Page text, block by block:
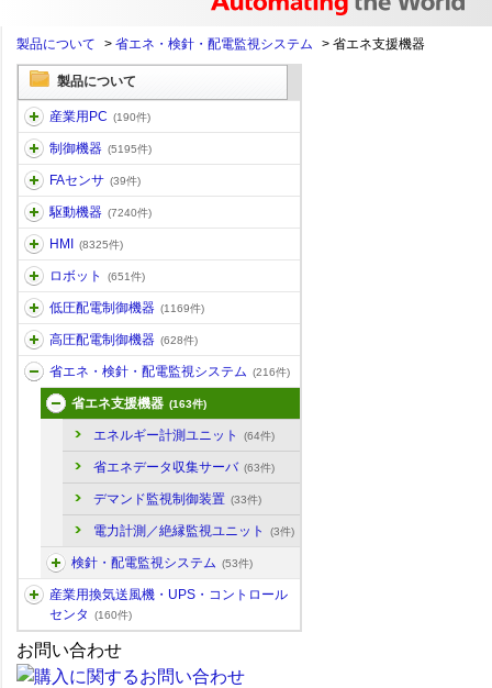
製品について > 省エネ・検針・配電監視システム > 省エネ支援機器
製品について
産業用PC (190件)
制御機器 (5195件)
FAセンサ (39件)
駆動機器 (7240件)
HMI (8325件)
ロボット (651件)
低圧配電制御機器 (1169件)
高圧配電制御機器 (628件)
省エネ・検針・配電監視システム (216件)
省エネ支援機器 (163件)
エネルギー計測ユニット (64件)
省エネデータ収集サーバ (63件)
デマンド監視制御装置 (33件)
電力計測／絶縁監視ユニット (3件)
検針・配電監視システム (53件)
産業用換気送風機・UPS・コントロール
センタ
(160件)
お問い合わせ